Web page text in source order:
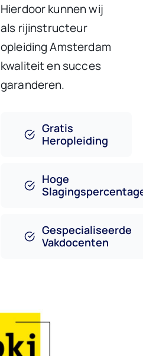
Hierdoor kunnen wij
als rijinstructeur
opleiding Amsterdam
kwaliteit en succes
garanderen.
Gratis
Heropleiding
Hoge
Gespecialiseerde
Vakdocenten